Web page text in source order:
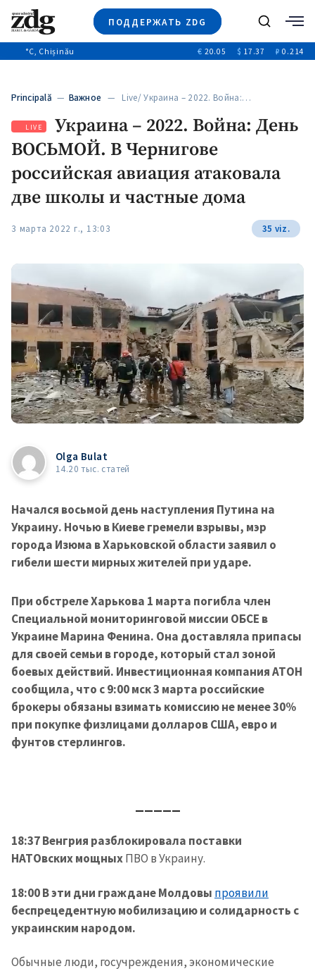
ПОДДЕРЖАТЬ ZDG
Новости
Расследования
Общество
+312
Поиск
°C, Chișinău € 20.05 $ 17.37 ₽ 0.214
Principală — Важное — Live/ Украина – 2022. Война:…
LIVE
Украина – 2022. Война: День
ВОСЬМОЙ. В Чернигове
российская авиация атаковала
две школы и частные дома
3 марта 2022 г., 13:03 35 viz.
Olga Bulat
14.20 тыс. статей
Начался восьмой день наступления Путина на
Украину. Ночью в Киеве гремели взрывы, мэр
города Изюма в Харьковской области заявил о
гибели шести мирных жителей при ударе.
При обстреле Харькова 1 марта погибла член
Специальной мониторинговой миссии ОБСЕ в
Украине Марина Фенина. Она доставляла припасы
для своей семьи в городе, который стал зоной
боевых действий. Инвестиционная компания АТОН
сообщила, что с 9:00 мск 3 марта российские
брокеры обязаны взимать комиссию не менее 30%
при покупке физлицами долларов США, евро и
фунтов стерлингов.
18:37 Венгрия разблокировала поставки
НАТОвских мощныхПВО в Украину.
18:00 В эти дни граждане Молдовы проявили
беспрецедентную мобилизацию и солидарность с
украинским народом.
Обычные люди, госучреждения, экономические